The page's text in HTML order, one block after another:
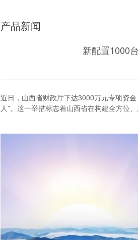
产品新闻
新配置1000
近日，山西省财政厅下达3000万元专项资
人”。这一举措标志着山西省在构建全方位